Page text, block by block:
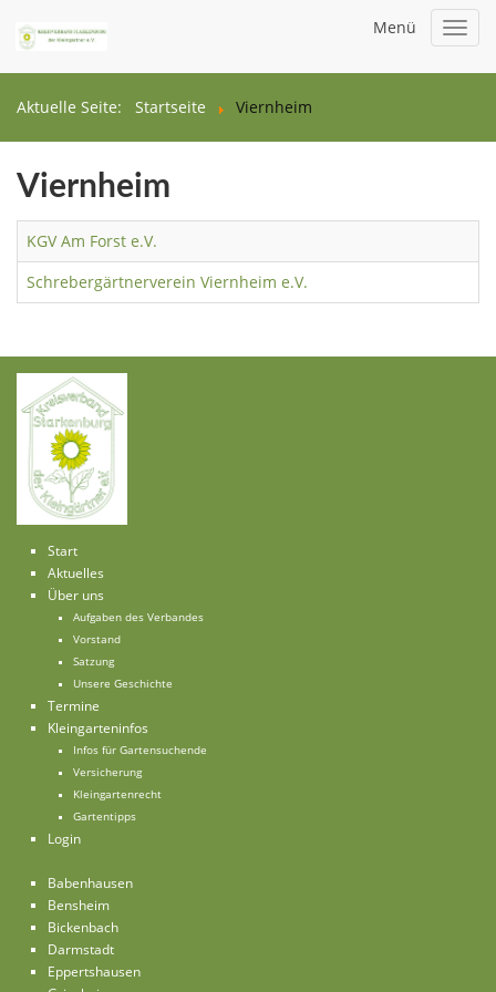
Menü
Aktuelle Seite: Startseite Viernheim
Viernheim
KGV Am Forst e.V.
Schrebergärtnerverein Viernheim e.V.
Start
Aktuelles
Über uns
Aufgaben des Verbandes
Vorstand
Satzung
Unsere Geschichte
Termine
Kleingarteninfos
Infos für Gartensuchende
Versicherung
Kleingartenrecht
Gartentipps
Login
Babenhausen
Bensheim
Bickenbach
Darmstadt
Eppertshausen